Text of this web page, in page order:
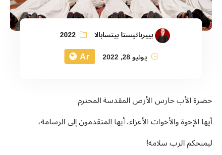
بييرباتيستا بيتسابالا
2022
يونيو 28, 2022
Ar
حضرة الأب حارس الأرض المقدسة المحترم
أيها الإخوة والأخوات الأعزاء، أيها المتقدمون إلى الرسامة،
ليمنحكم الرب سلامه!